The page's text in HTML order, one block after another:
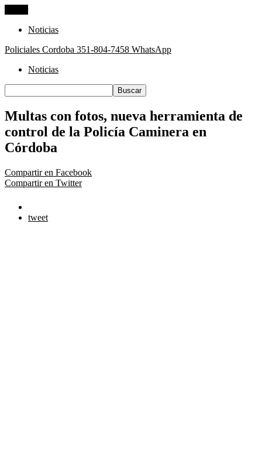
Noticias
Policiales Cordoba 351-804-7458 WhatsApp
Noticias
Multas con fotos, nueva herramienta de
control de la Policía Caminera en
Córdoba
Compartir en Facebook
Compartir en Twitter
tweet